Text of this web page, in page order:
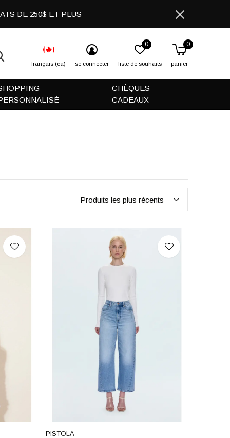
CHÈQUES-
CADEAUX
français (ca) se connecter liste de souhaits
0
panier
0
DE 250$ ET PLUS
PISTOLA